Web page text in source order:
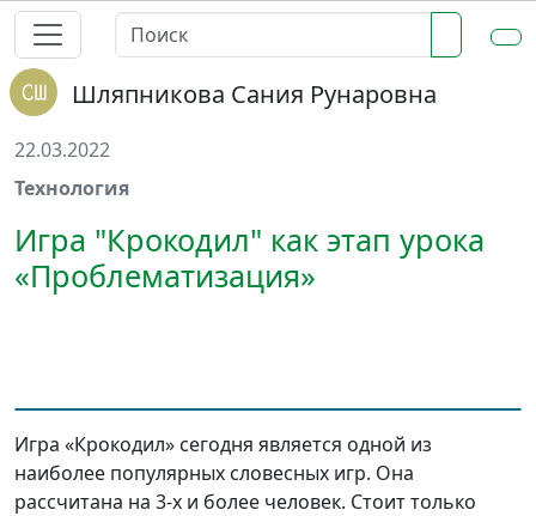
Шляпникова Сания Рунаровна
22.03.2022
Технология
Игра "Крокодил" как этап урока
«Проблематизация»
Игра «Крокодил» сегодня является одной из
наиболее популярных словесных игр. Она
рассчитана на 3-х и более человек. Стоит только